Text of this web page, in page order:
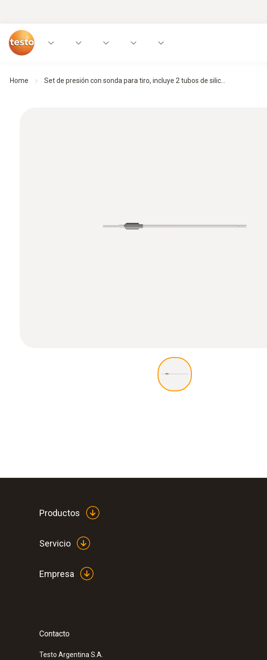
Home Set de presión con sonda para tiro, incluye 2 tubos de silic...
Productos
Servicio
Empresa
Contacto
Testo Argentina S.A.